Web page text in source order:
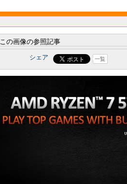
この画像の参照記事
シェア 一覧